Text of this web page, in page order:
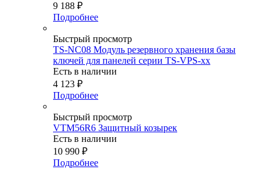
9 188 ₽
Подробнее
Быстрый просмотр
TS-NC08 Модуль резервного хранения базы
ключей для панелей серии TS-VPS-xx
Есть в наличии
4 123 ₽
Подробнее
Быстрый просмотр
VTM56R6 Защитный козырек
Есть в наличии
10 990 ₽
Подробнее